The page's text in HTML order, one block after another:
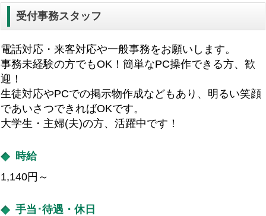
受付事務スタッフ
電話対応・来客対応や一般事務をお願いします。
事務未経験の方でもOK！簡単なPC操作できる方、歓
迎！
生徒対応やPCでの掲示物作成などもあり、明るい笑顔
であいさつできればOKです。
大学生・主婦(夫)の方、活躍中です！
時給
1,140円～
手当･待遇・休日